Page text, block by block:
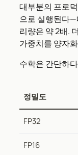
대부분의 프로
으로 실행된다
리량은 약 2배.
가중치를 양자
수학은 간단하
정밀도
FP32
FP16